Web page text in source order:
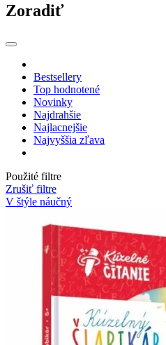
Zoradiť
Bestsellery
Top hodnotené
Novinky
Najdrahšie
Najlacnejšie
Najvyššia zľava
Použité filtre
Zrušiť filtre
V štýle náučný